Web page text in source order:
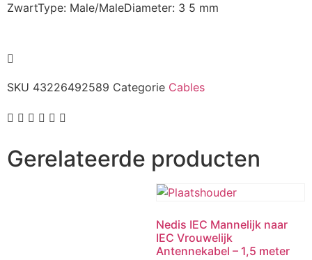
ZwartType: Male/MaleDiameter: 3 5 mm
SKU 43226492589 Categorie Cables
Gerelateerde producten
Nedis IEC Mannelijk naar
IEC Vrouwelijk
Antennekabel – 1,5 meter